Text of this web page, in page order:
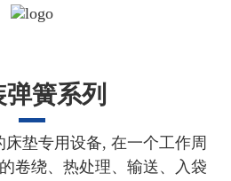
簧系列
垫专用设备, 在一个工作周
卷绕、热处理、输送、入袋